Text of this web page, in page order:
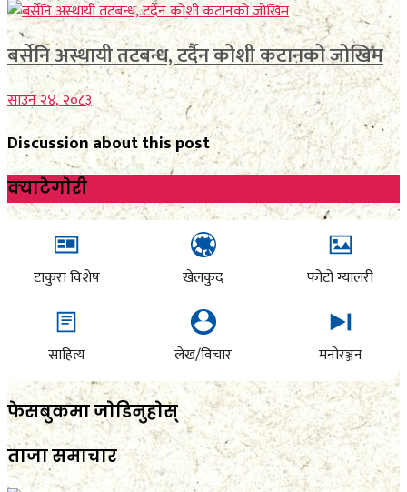
बर्सेनि अस्थायी तटबन्ध, टर्दैन कोशी कटानको जोखिम
साउन २४, २०८३
Discussion about this post
क्याटेगाेरी
टाकुरा विशेष खेलकुद फोटो ग्यालरी
साहित्य लेख/विचार मनोरञ्जन
फेसबुकमा जाेडिनुहाेस्
ताजा समाचार